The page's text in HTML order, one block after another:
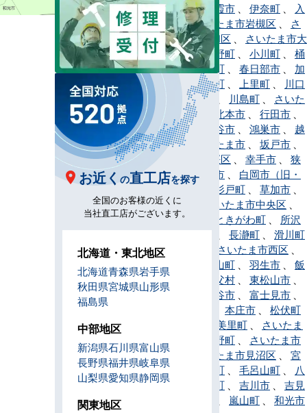
上尾市、朝霞市 伊奈町
入
間市 、さいたま市岩槻区
さ
いたま市浦和区
さいたま市大
宮区、小鹿野町 小川町
桶
川市、越生町 春日部市
加
須市 、神川町 上里町
川口
川越市 川島町
さいた
ま市北区
北本市 行田市
久喜市、 熊谷市 鴻巣市
越
谷市、 さいたま市 坂戸市
さいたま市桜区
幸手市
狭
山市、志木市
白岡市（旧・
白岡町）
杉戸町 草加市
秩父市
さいたま市中央区
鶴ヶ島市
ときがわ町
所沢
市、戸田市 長瀞町
滑川町
、
さいたま市西区
蓮田市
鳩山町 羽生市
飯
能市
東秩父村 東松山市
日高市
深谷市 富士見市
本庄市
松伏町
美里町
さいたま
皆野町
さいたま市
南区
さいたま市見沼区
宮
代町
三芳町 毛呂山町
八
潮市
横瀬町 吉川市
吉見
嵐山町
和光市
お近く の直工店を探す
全国のお客様の近くに
当社直工店がございます。
北海道・東北地区
北海道青森県岩手県
秋田県宮城県山形県
福島県
中部地区
新潟県石川県富山県
長野県福井県岐阜県
山梨県愛知県静岡県
関東地区